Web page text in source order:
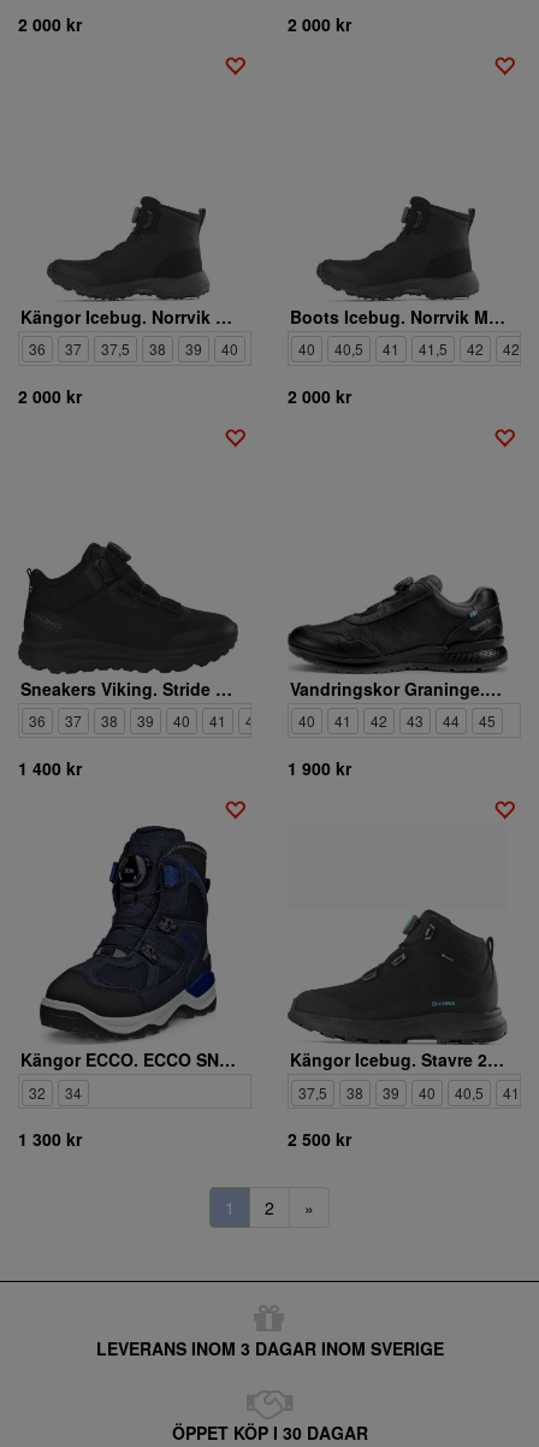
2 000 kr 2 000 kr
Kängor Icebug. Norrvik W BUGrip
36 37 37,5 38 39 40 41 42
2 000 kr
Boots Icebug. Norrvik M BUGrip
40 40,5 41 41,5 42 42,5
2 000 kr
Sneakers Viking. Stride Mid Fleece BOA WP W
36 37 38 39 40 41 42
1 400 kr
Vandringskor Graninge. 5642827 1
40 41 42 43 44 45
1 900 kr
Kängor ECCO. ECCO SNOW MOUNTAIN
32 34
1 300 kr
Kängor Icebug. Stavre 2 W Michelin GTX
37,5 38 39 40 40,5 41
2 500 kr
1 2 »
LEVERANS INOM 3 DAGAR INOM SVERIGE
ÖPPET KÖP I 30 DAGAR